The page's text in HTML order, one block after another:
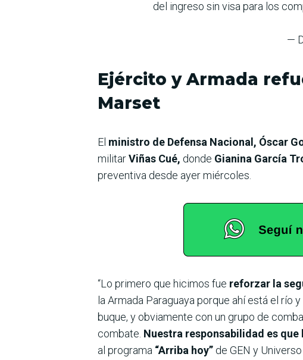
del ingreso sin visa para los
—
Ejército y Armada
Marset
El ministro de Defensa Nacional, Óscar
militarViñas Cué, donde Gianina García
preventiva desde ayer miércoles.
“Lo primero que hicimos fue reforzar la
la Armada Paraguaya porque ahí está el río
buque, y obviamente con un grupo de
combate. Nuestra responsabilidad es
al programa “Arriba hoy” de GEN y